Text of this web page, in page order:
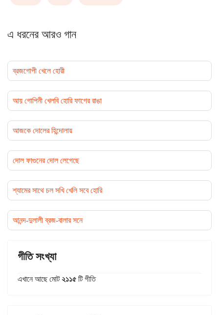
এ ধরনের আরও গান
ব্রজগোপী খেলে হোরী
আয় গোপিনী খেলবি হোরি ফাগের রাঙা
আজকে দোলের হিন্দোলায়
দোল ফাগুনের দোল লেগেছে
শ্যামের সাথে চল সখি খেলি সবে হোরি
আনন্দ-দুলালী ব্রজ-বালার সনে
গীতি সংখ্যা
এখানে আছে মোট২১১৫ টি গীতি